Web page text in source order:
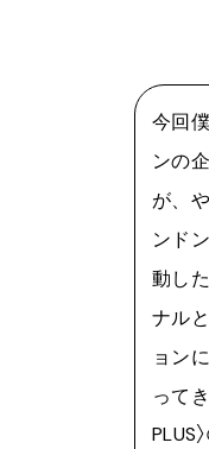
今回
ンの
が、
ンド
動し
ナル
ョン
って
PLUS